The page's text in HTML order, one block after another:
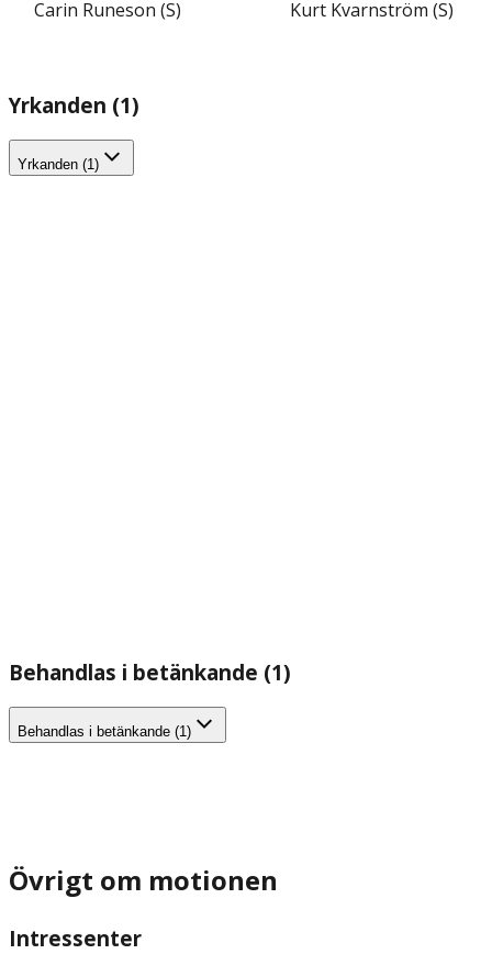
Carin Runeson (S) Kurt Kvarnström (S)
Yrkanden (1)
Yrkanden (1)
Behandlas i betänkande (1)
Behandlas i betänkande (1)
Övrigt om motionen
Intressenter